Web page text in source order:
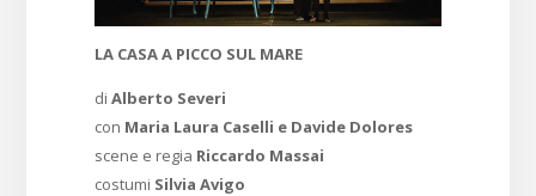
LA CASA A PICCO SUL MARE
di Alberto Severi
con Maria Laura Caselli e Davide Dolores
scene e regia Riccardo Massai
costumi Silvia Avigo